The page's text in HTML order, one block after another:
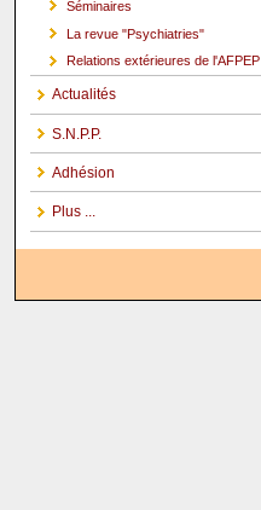
Séminaires
La revue "Psychiatries"
Relations extérieures de l'AFPEP
Actualités
S.N.P.P.
Adhésion
Plus ...